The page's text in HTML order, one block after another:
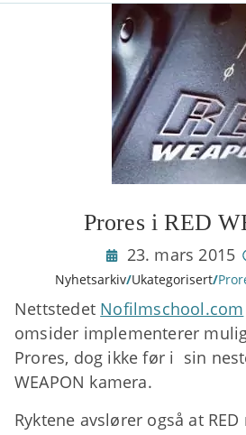
Prores i RED
23. mars 2015
Nyhetsarkiv/Ukategorisert/
Nettstedet Nofilmschool.com
omsider implementerer
Prores, dog ikke før i sin
WEAPON kamera.
Ryktene avslører også at